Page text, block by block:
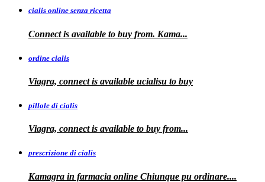
cialis online senza ricetta
Connect is available to buy from. Kama...
ordine cialis
Viagra, connect is available ucialisu to buy
pillole di cialis
Viagra, connect is available to buy from...
prescrizione di cialis
Kamagra in farmacia online Chiunque pu ordinare....